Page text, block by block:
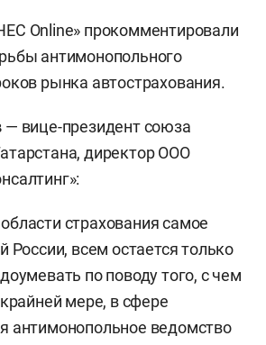
Online» прокомментировали
антимонопольного
рынка автострахования.
— вице-президент союза
директор ООО
страхования самое
России, всем остается только
по поводу того, с чем
мере, в сфере
антимонопольное ведомство